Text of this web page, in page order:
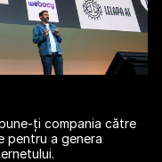
ți compania către
pentru a genera